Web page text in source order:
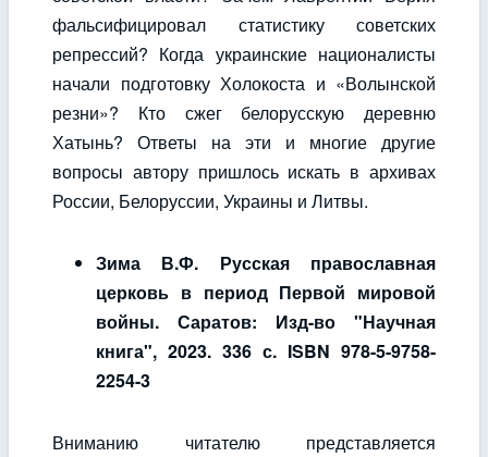
фальсифицировал статистику советских
репрессий? Когда украинские националисты
начали подготовку Холокоста и «Волынской
резни»? Кто сжег белорусскую деревню
Хатынь? Ответы на эти и многие другие
вопросы автору пришлось искать в архивах
России, Белоруссии, Украины и Литвы.
Зима В.Ф. Русская православная
церковь в период Первой мировой
войны. Саратов: Изд-во "Научная
книга", 2023. 336 с. ISBN 978-5-9758-
2254-3
Вниманию читателю представляется